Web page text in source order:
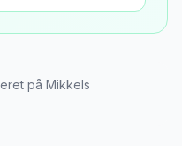
på Mikkels